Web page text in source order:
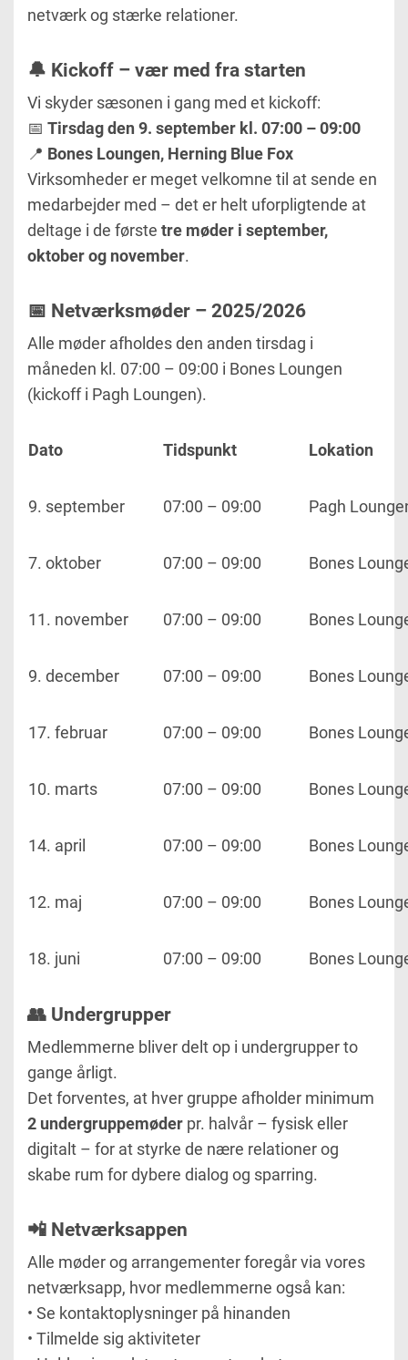
netværk og stærke relationer.
🔔 Kickoff – vær med fra starten
Vi skyder sæsonen i gang med et kickoff:
📅 Tirsdag den 9. september kl. 07:00 – 09:00
📍 Bones Loungen, Herning Blue Fox
Virksomheder er meget velkomne til at sende en
medarbejder med – det er helt uforpligtende at
deltage i de første tre møder i september,
oktober og november.
📅 Netværksmøder – 2025/2026
Alle møder afholdes den anden tirsdag i
måneden kl. 07:00 – 09:00 i Bones Loungen
(kickoff i Pagh Loungen).
Dato Tidspunkt Lokation
9. september 07:00 – 09:00 Pagh
7. oktober 07:00 – 09:00 Bones
11. november 07:00 – 09:00 Bones
9. december 07:00 – 09:00 Bones
17. februar 07:00 – 09:00 Bones
10. marts 07:00 – 09:00 Bones
14. april 07:00 – 09:00 Bones
12. maj 07:00 – 09:00 Bones
18. juni 07:00 – 09:00 Bones
👥 Undergrupper
Medlemmerne bliver delt op i undergrupper to
gange årligt.
Det forventes, at hver gruppe afholder minimum
2 undergruppemøder pr. halvår – fysisk eller
digitalt – for at styrke de nære relationer og
skabe rum for dybere dialog og sparring.
📲 Netværksappen
Alle møder og arrangementer foregår via vores
netværksapp, hvor medlemmerne også kan:
• Se kontaktoplysninger på hinanden
• Tilmelde sig aktiviteter